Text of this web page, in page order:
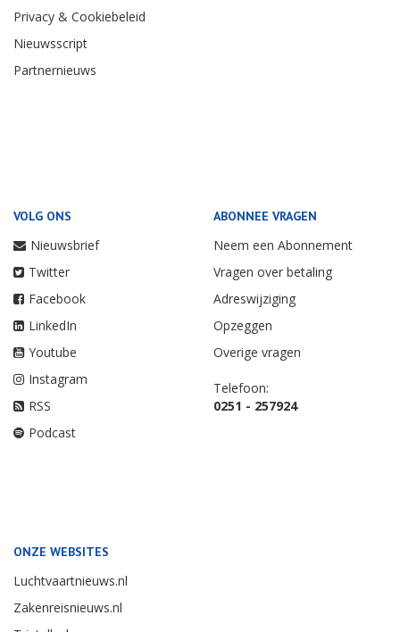
Privacy & Cookiebeleid
Nieuwsscript
Partnernieuws
VOLG ONS
Nieuwsbrief
Twitter
Facebook
LinkedIn
Youtube
Instagram
RSS
Podcast
ABONNEE VRAGEN
Neem een Abonnement
Vragen over betaling
Adreswijziging
Opzeggen
Overige vragen
Telefoon:
0251 - 257924
ONZE WEBSITES
Luchtvaartnieuws.nl
Zakenreisnieuws.nl